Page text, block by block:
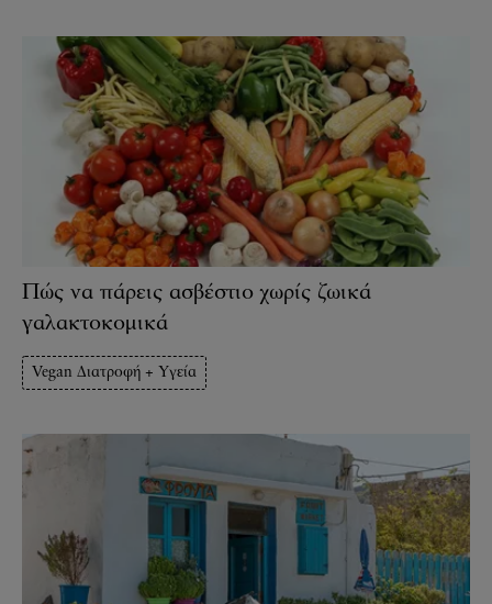
Πώς να πάρεις ασβέστιο χωρίς ζωικά
γαλακτοκομικά
Vegan Διατροφή + Υγεία